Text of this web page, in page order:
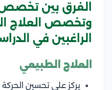
الفرق بين تخصص
وتخصص العلاج
الراغبين في
العلاج الطبيعي
يركز على تحسين الحركة